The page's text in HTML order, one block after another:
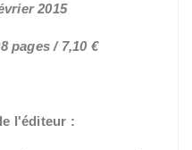
2015
pages / 7,10 €
l'éditeur :